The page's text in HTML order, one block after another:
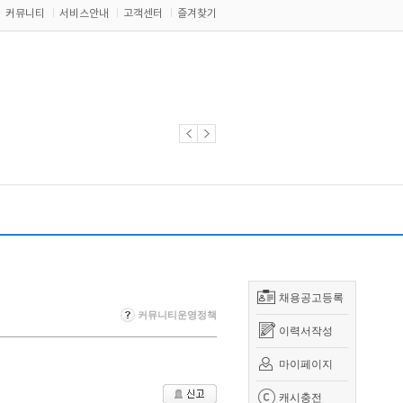
커뮤니티 서비스안내 고객센터 즐겨찾기
채용공고등록
이력서작성
마이페이지
캐시충전
커뮤니티운영정책